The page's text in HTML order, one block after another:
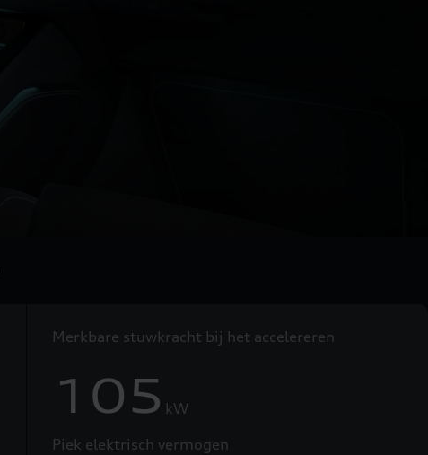
Merkbare stuwkracht bij het accelereren
105 kW
Piek elektrisch vermogen